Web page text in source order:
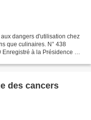
dangers d'utilisation chez
que culinaires. N° 438
à la Présidence du
des cancers